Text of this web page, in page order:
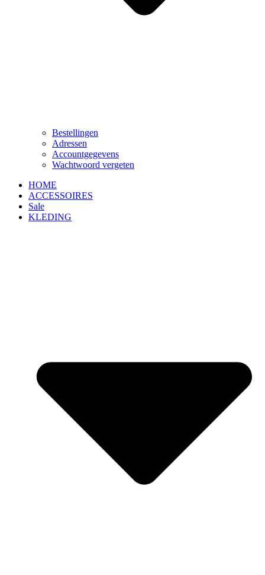
Bestellingen
Adressen
Accountgegevens
Wachtwoord vergeten
HOME
ACCESSOIRES
Sale
KLEDING